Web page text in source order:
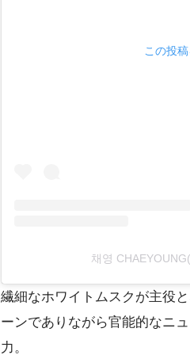
この投
채영
繊細なホワイトムスクが主役
ーンでありながら官能的なニ
力。